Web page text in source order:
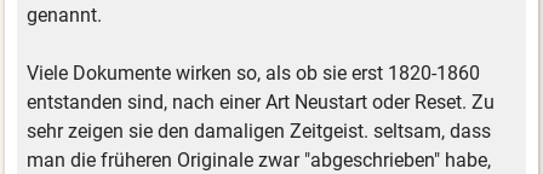
genannt.
Viele Dokumente wirken so, als ob sie erst 1820-1860
entstanden sind, nach einer Art Neustart oder Reset. Zu
sehr zeigen sie den damaligen Zeitgeist. seltsam, dass
man die früheren Originale zwar "abgeschrieben" habe,